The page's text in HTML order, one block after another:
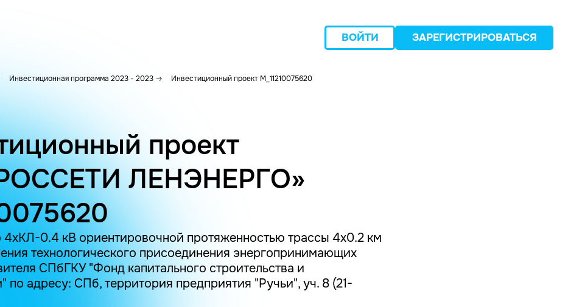
ВОЙТИ ЗАРЕГИСТРИРОВАТЬСЯ
Инвестиционная программа 2023 - 2023 Инвестиционный проект M_11210075620
проект
ЛЕНЭНЕРГО»
4хКЛ-0.4 кВ ориентировочной протяженностью трассы 4х0.2 км
технологического присоединения энергопринимающих
СПбГКУ "Фонд капитального строительства и
по адресу: СПб, территория предприятия "Ручьи", уч. 8 (21-